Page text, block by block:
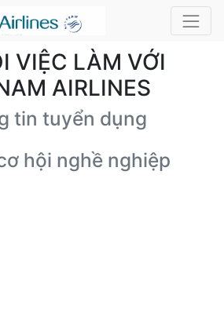
VIỆC LÀM VỚI
AIRLINES
tin tuyển dụng
hội nghề nghiệp